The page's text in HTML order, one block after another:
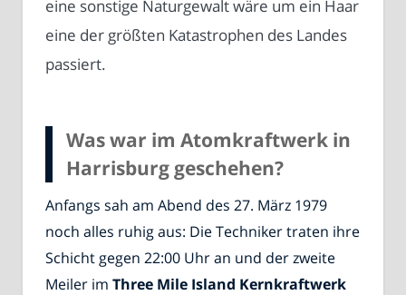
eine sonstige Naturgewalt wäre um ein Haar
eine der größten Katastrophen des Landes
passiert.
Was war im Atomkraftwerk in
Harrisburg geschehen?
Anfangs sah am Abend des 27. März 1979
noch alles ruhig aus: Die Techniker traten ihre
Schicht gegen 22:00 Uhr an und der zweite
Meiler im Three Mile Island Kernkraftwerk